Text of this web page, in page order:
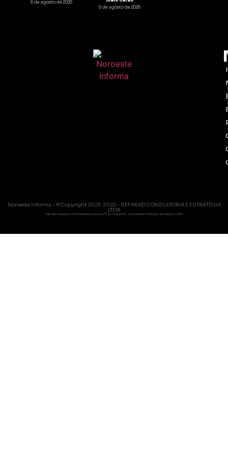
8 de agosto de 2026
8 de agosto de 2026
Noroeste Informa - © Copyright 2023-2025 - SEFARAD CONSULTORIA E ESTRATÉGIA
LTDA
Este site está em conformidade com a Lei nº 13.709/2018 - Lei Geral de Proteção de Dados (LGPD)